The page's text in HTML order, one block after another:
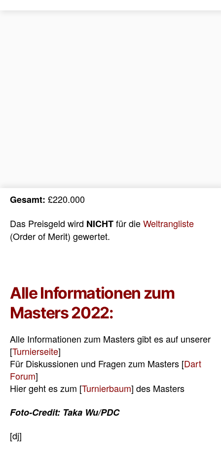
Gesamt: £220.000
Das Preisgeld wird NICHTfür dieWeltrangliste
(Order of Merit) gewertet.
Alle Informationen zum
Masters 2022:
Alle Informationen zum Masters gibt es auf unserer
[Turnierseite]
Für Diskussionen und Fragen zum Masters [Dart
Forum]
Hier geht es zum [Turnierbaum] des Masters
Foto-Credit: Taka Wu/PDC
[dj]